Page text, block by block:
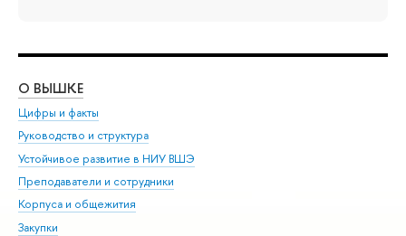
О ВЫШКЕ
Цифры и факты
Руководство и структура
Устойчивое развитие в НИУ ВШЭ
Преподаватели и сотрудники
Корпуса и общежития
Закупки